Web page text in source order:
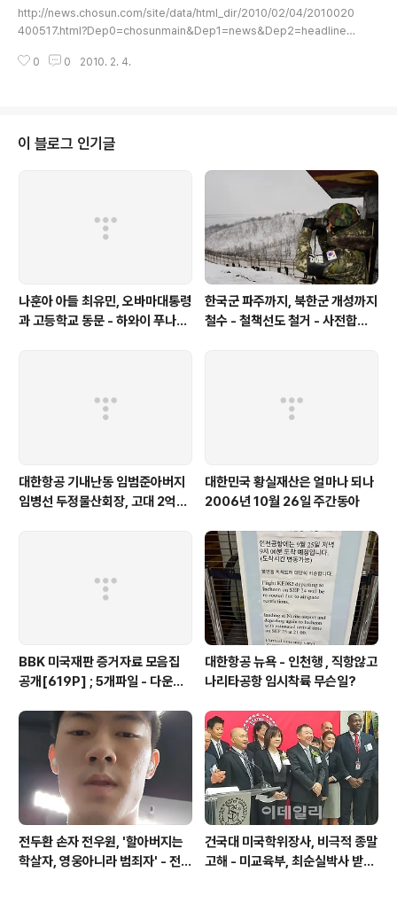
리나라의 위상을 높여 온 삼성그룹의 창업주 고(故) 호암(湖巖) 이병철(李秉
喆) 회장(이하 호암)의 탄신 100주년을 2월 12..
http://news.chosun.com/site/data/html_dir/2010/02/04/2010020
400517.html?Dep0=chosunmain&Dep1=news&Dep2=headline1
부사장 이모(51)씨가 자신의 생일이자 사고 전날인 25일 밤 유서를 작성해 자
둘 수가 없었다’고 했다”고 전했다. 고인은 가까운 주변에 ‘곳곳이 지뢰밭’ ‘도처
에 폭탄’ 등의 표현을 ..
0 0 2010. 2. 4.
이 블로그 인기글
나훈아 아들 최유민, 오바마대통령
과 고등학교 동문 - 하와이 푸나호
한국군 파주까지, 북한군 개성까지
철수 - 철책선도 철거 - 사전합의
대한항공 기내난동 임범준아버지
임병선 두정물산회장, 고대 2억기
대한민국 황실재산은 얼마나 되나
2006년 10월 26일 주간동아
BBK 미국재판 증거자료 모음집
공개[619P] ; 5개파일 - 다운로
대한항공 뉴욕 - 인천행 , 직항않고
나리타공항 임시착륙 무슨일?
전두환 손자 전우원, '할아버지는
학살자, 영웅아니라 범죄자' - 전재
건국대 미국학위장사, 비극적 종말
고해 - 미교육부, 최순실박사 받은